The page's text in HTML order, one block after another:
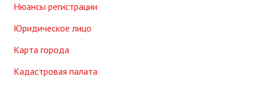
Нюансы регистрации
Юридическое лицо
Карта города
Кадастровая палата